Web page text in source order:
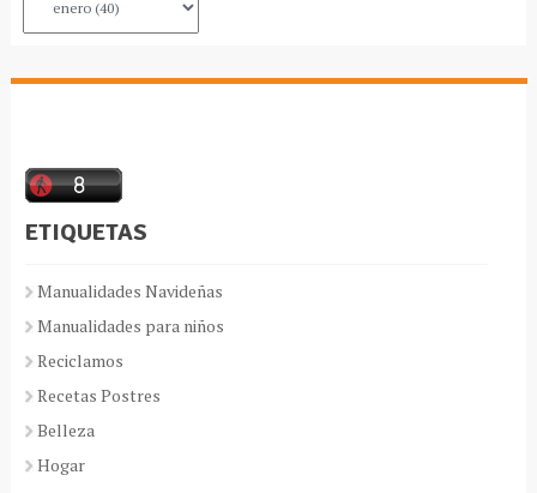
ETIQUETAS
Manualidades Navideñas
Manualidades para niños
Reciclamos
Recetas Postres
Belleza
Hogar